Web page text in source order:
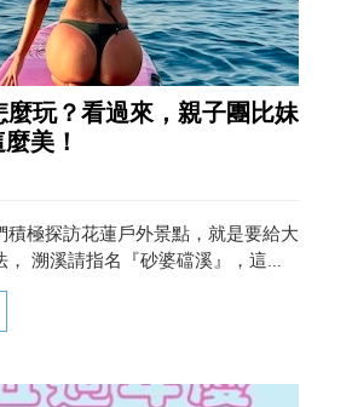
玩？看過來，親子團比妹
美！
積極探訪花蓮戶外景點，就是要給大
溯溪請指名『砂婆礑溪』，這裡
山在花蓮可就不推薦了； SUP和獨
海上依然美麗，岸上醜了點......